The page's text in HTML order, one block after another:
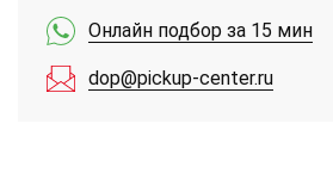
Онлайн подбор за 15 мин
dop@pickup-center.ru